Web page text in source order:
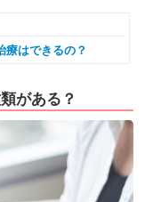
療はできるの？
がある？